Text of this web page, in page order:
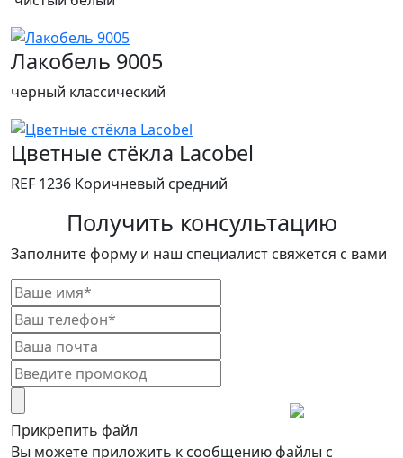
Лакобель 9005
черный классический
Цветные стёкла Lacobel
REF 1236 Коричневый средний
Получить консультацию
Заполните форму и наш специалист свяжется с вами
Прикрепить файл
Вы можете приложить к сообщению файлы с